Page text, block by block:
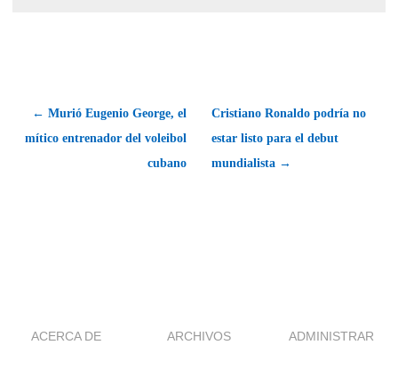
← Murió Eugenio George, el
mítico entrenador del voleibol
cubano
Cristiano Ronaldo podría no
estar listo para el debut
mundialista →
ACERCA DE ARCHIVOS ADMINISTRAR